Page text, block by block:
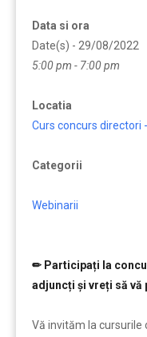
Data si ora
Date(s) - 29/08/2022
5:00 pm - 7:00 pm
Locatia
Curs concurs directori
Categorii
Webinarii
✏ Participați la
adjuncți și vreți să
Vă invităm la cursurile